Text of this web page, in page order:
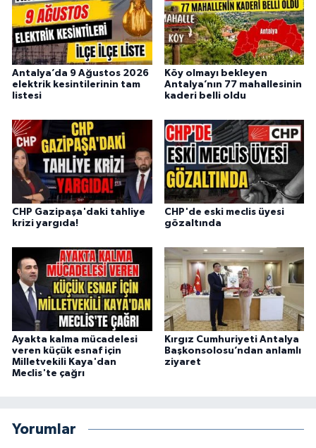
Antalya’da 9 Ağustos 2026
elektrik kesintilerinin tam
listesi
Köy olmayı bekleyen
Antalya’nın 77 mahallesinin
kaderi belli oldu
CHP Gazipaşa'daki tahliye
krizi yargıda!
CHP'de eski meclis üyesi
gözaltında
Ayakta kalma mücadelesi
veren küçük esnaf için
Milletvekili Kaya'dan
Meclis'te çağrı
Kırgız Cumhuriyeti Antalya
Başkonsolosu’ndan anlamlı
ziyaret
Yorumlar